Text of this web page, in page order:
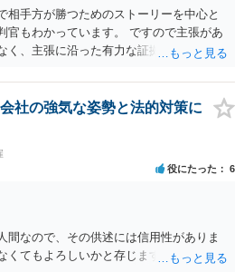
それでも改善されない場合には解雇に踏
んだ場合は解雇が有効と判断される可能
中途社員だから直ちに解雇しやすいとい
度人材の中途社員の場合は雇用契約上、
いるため能力不足か否かの判断が給与の
格に判断される結果、解雇の有効性の
可能性はあると考えます。 もっとも、高
やはり解雇のハードルは相応に高いもの
スクを避ける観点からは、会社側として
用契約で募集する、試用期間付を設け
という方法もあり得るかと存じます。
る場合は、運用面によっては実質的に雇
るリスクもありますので顧問弁護士の先
断ください。）
相手方が勝つためのストーリーを中心と
官もわかっています。 ですので主張があ
く、主張に沿った有力な証拠があるかど
いるか否かを念頭に読むことをお勧めし
しまうと、気疲れしてしまいます。 代理
っちり提出してもらうことのほうが大事
頼してコミュニケーションをとっていた
社の強気な姿勢と法的対策に
役にたった 6
間なので、その供述には信用性がありま
くてもよろしいかと存じます。